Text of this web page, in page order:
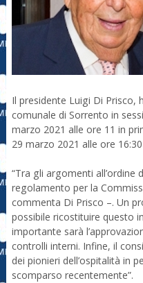
Il presidente Luigi Di Prisco,
comunale di Sorrento in
marzo 2021 alle ore 11 in
29 marzo 2021 alle ore
“Tra gli argomenti all’ordine
regolamento per la
commenta Di Prisco –. Un
possibile ricostituire questo
importante sarà
controlli interni. Infine, il
dei pionieri dell’ospitalità in
scomparso recentemente”.